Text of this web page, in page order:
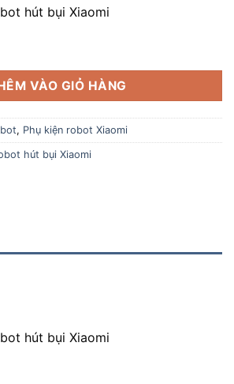
hút bụi Xiaomi
hút bụi Xiaomi số lượng
VÀO GIỎ HÀNG
, Phụ kiện robot Xiaomi
hút bụi Xiaomi
hút bụi Xiaomi